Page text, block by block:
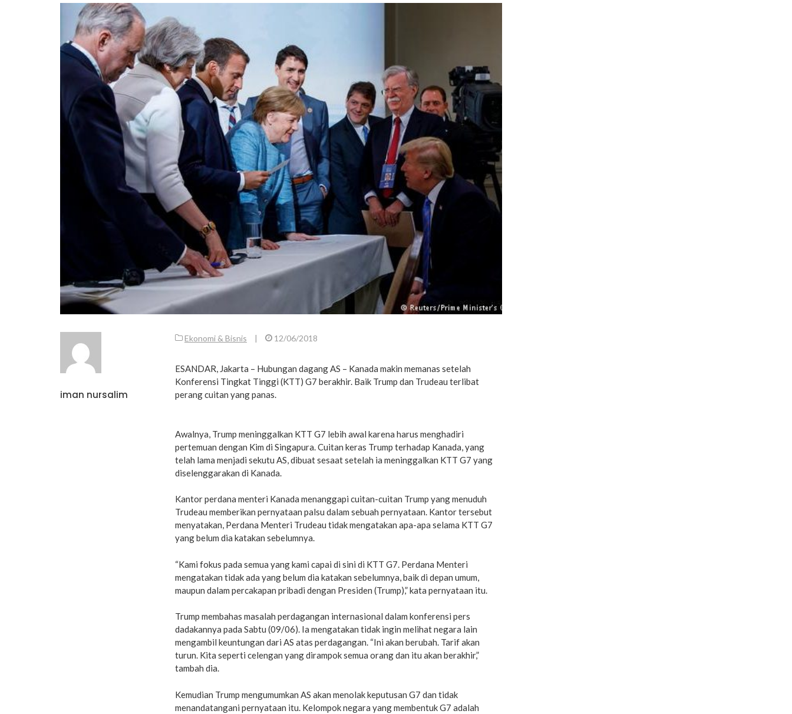
iman nursalim
Ekonomi & Bisnis | 12/06/2018
ESANDAR, Jakarta – Hubungan dagang AS – Kanada makin memanas setelah
Konferensi Tingkat Tinggi (KTT) G7 berakhir. Baik Trump dan Trudeau terlibat
perang cuitan yang panas.
Awalnya, Trump meninggalkan KTT G7 lebih awal karena harus menghadiri
pertemuan dengan Kim di Singapura. Cuitan keras Trump terhadap Kanada, yang
telah lama menjadi sekutu AS, dibuat sesaat setelah ia meninggalkan KTT G7 yang
diselenggarakan di Kanada.
Kantor perdana menteri Kanada menanggapi cuitan-cuitan Trump yang menuduh
Trudeau memberikan pernyataan palsu dalam sebuah pernyataan. Kantor tersebut
menyatakan, Perdana Menteri Trudeau tidak mengatakan apa-apa selama KTT G7
yang belum dia katakan sebelumnya.
“Kami fokus pada semua yang kami capai di sini di KTT G7. Perdana Menteri
mengatakan tidak ada yang belum dia katakan sebelumnya, baik di depan umum,
maupun dalam percakapan pribadi dengan Presiden (Trump),” kata pernyataan itu.
Trump membahas masalah perdagangan internasional dalam konferensi pers
dadakannya pada Sabtu (09/06). Ia mengatakan tidak ingin melihat negara lain
mengambil keuntungan dari AS atas perdagangan. “Ini akan berubah. Tarif akan
turun. Kita seperti celengan yang dirampok semua orang dan itu akan berakhir,”
tambah dia.
Kemudian Trump mengumumkan AS akan menolak keputusan G7 dan tidak
menandatangani pernyataan itu. Kelompok negara yang membentuk G7 adalah